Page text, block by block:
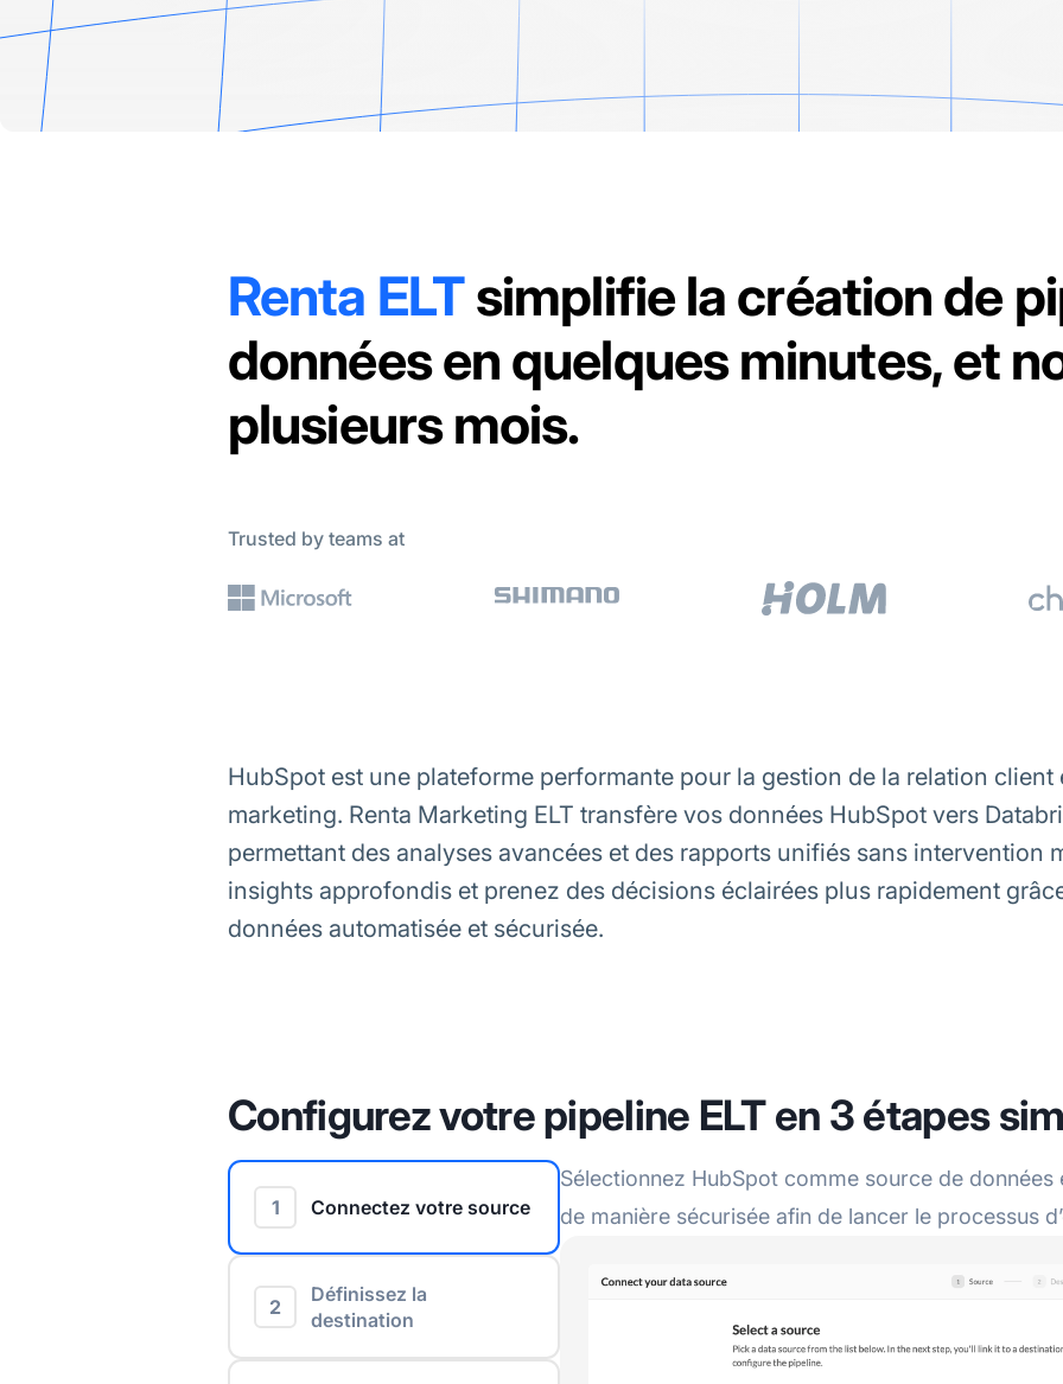
Renta ELTsimplifie la création de
données en quelques minutes, et
plusieurs mois.
Trusted by teams at
HubSpot est une plateforme performante pour la gestion de la relation client
marketing. Renta Marketing ELT transfère vos données HubSpot vers
permettant des analyses avancées et des rapports unifiés sans intervention
insights approfondis et prenez des décisions éclairées plus rapidement
données automatisée et sécurisée.
Configurez votre pipeline ELT en 3 étapes
1 Connectez votre source
2
Définissez la
destination
Sélectionnez HubSpot comme source de
de manière sécurisée afin de lancer le processus